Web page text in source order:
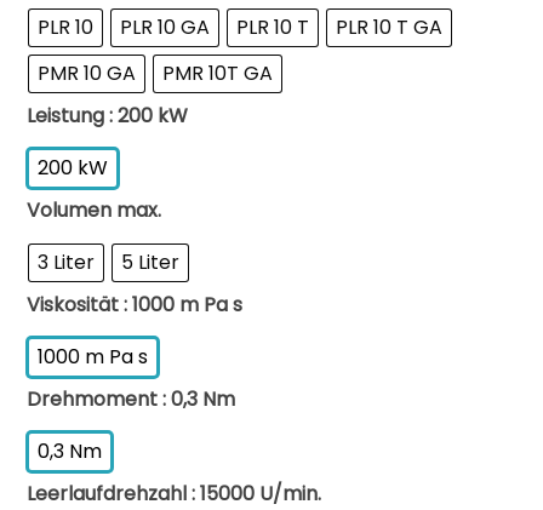
PLR 10
PLR 10 GA PLR 10 T
PLR 10 T GA
PMR 10 GA
PMR 10T GA
Leistung: 200 kW
200 kW
Volumen max.
3 Liter
5 Liter
Viskosität: 1000 m Pa s
1000 m Pa s
Drehmoment: 0,3 Nm
0,3 Nm
Leerlaufdrehzahl: 15000 U/min.